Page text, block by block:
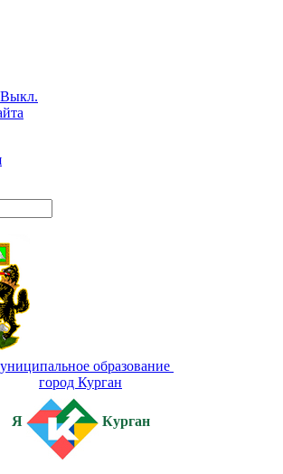
Выкл.
образование
город Курган
Я Курган